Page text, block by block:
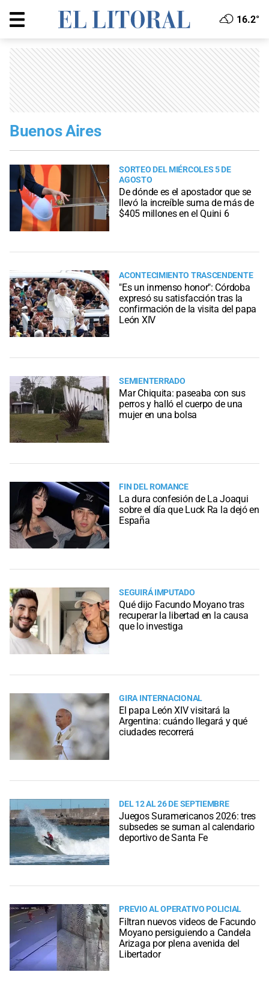
16.2°
Buenos Aires
SORTEO DEL MIÉRCOLES 5 DE
AGOSTO
De dónde es el apostador que se
llevó la increíble suma de más de
$405 millones en el Quini 6
ACONTECIMIENTO TRASCENDENTE
"Es un inmenso honor": Córdoba
expresó su satisfacción tras la
confirmación de la visita del papa
León XIV
SEMIENTERRADO
Mar Chiquita: paseaba con sus
perros y halló el cuerpo de una
mujer en una bolsa
FIN DEL ROMANCE
La dura confesión de La Joaqui
sobre el día que Luck Ra la dejó en
España
SEGUIRÁ IMPUTADO
Qué dijo Facundo Moyano tras
recuperar la libertad en la causa
que lo investiga
GIRA INTERNACIONAL
El papa León XIV visitará la
Argentina: cuándo llegará y qué
ciudades recorrerá
DEL 12 AL 26 DE SEPTIEMBRE
Juegos Suramericanos 2026: tres
subsedes se suman al calendario
deportivo de Santa Fe
PREVIO AL OPERATIVO POLICIAL
Filtran nuevos videos de Facundo
Moyano persiguiendo a Candela
Arizaga por plena avenida del
Libertador